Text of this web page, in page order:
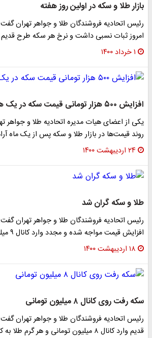
بازار طلا و سکه در اولین روز هفته
رئیس اتحادیه فروشندگان طلا و جواهر تهران
امروز ثبات نسبی داشت و نرخ هر سکه طرح قدیم به ۱۰
۱ خرداد ۱۴۰۰
افزایش ۵۰۰ هزار تومانی قیمت سکه در یک هفته
یکی از اعضای هیات مدیره اتحادیه طلا و جواهر
روند قیمت‌ها در بازار طلا و سکه پس از یک ماه
۲۴ اردیبهشت ۱۴۰۰
طلا و سکه گران شد
رئیس اتحادیه فروشندگان طلا و جواهر تهران
افزایش قیمت مواجه شده و مجدد وارد کانال ۹ میلیون…
۱۸ اردیبهشت ۱۴۰۰
سکه رفت روی کانال ۸ میلیون تومانی
رئیس اتحادیه فروشندگان طلا و جواهر تهران
قدیم وارد کانال ۸ میلیون تومانی و هر گرم طلا به کانال…